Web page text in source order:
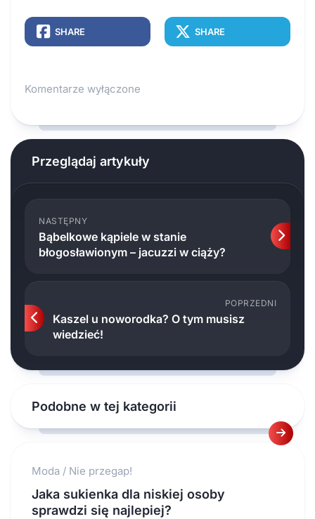
SHARE SHARE
Komentarze wyłączone
Przeglądaj artykuły
NASTĘPNY
Bąbelkowe kąpiele w stanie
błogosławionym – jacuzzi w ciąży?
POPRZEDNI
Kaszel u noworodka? O tym musisz
wiedzieć!
Podobne w tej kategorii
Moda / Nie przegap!
Jaka sukienka dla niskiej osoby
sprawdzi się najlepiej?